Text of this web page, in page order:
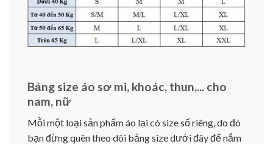
Bảng size áo sơ mi, khoác, thun,... cho
nam, nữ
Mỗi một loại sản phẩm áo lại có size số riêng, do đó
bạn đừng quên theo dõi bảng size dưới đây để nắm